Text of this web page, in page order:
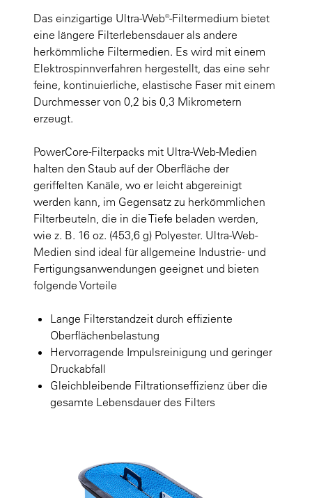
Das einzigartige Ultra-Web®-Filtermedium bietet
eine längere Filterlebensdauer als andere
herkömmliche Filtermedien. Es wird mit einem
Elektrospinnverfahren hergestellt, das eine sehr
feine, kontinuierliche, elastische Faser mit einem
Durchmesser von 0,2 bis 0,3 Mikrometern
erzeugt.
PowerCore-Filterpacks mit Ultra-Web-Medien
halten den Staub auf der Oberfläche der
geriffelten Kanäle, wo er leicht abgereinigt
werden kann, im Gegensatz zu herkömmlichen
Filterbeuteln, die in die Tiefe beladen werden,
wie z. B. 16 oz. (453,6 g) Polyester. Ultra-Web-
Medien sind ideal für allgemeine Industrie- und
Fertigungsanwendungen geeignet und bieten
folgende Vorteile
Lange Filterstandzeit durch effiziente
Oberflächenbelastung
Hervorragende Impulsreinigung und geringer
Druckabfall
Gleichbleibende Filtrationseffizienz über die
gesamte Lebensdauer des Filters